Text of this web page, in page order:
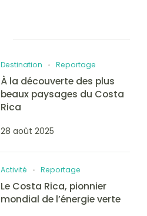
Destination Reportage
À la découverte des plus
beaux paysages du Costa
Rica
28 août 2025
Activité Reportage
Le Costa Rica, pionnier
mondial de l’énergie verte